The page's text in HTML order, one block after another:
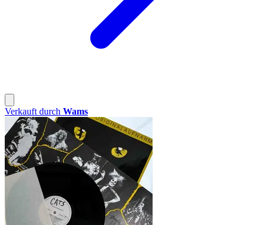
Verkauft durch Wams